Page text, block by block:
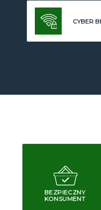
CYBER
BEZPIECZNY
KONSUMENT